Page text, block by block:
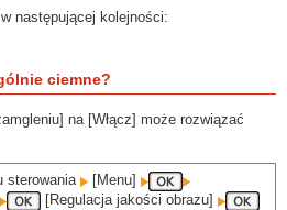
następującej kolejności:
ciemne?
na [Włącz] może rozwiązać
sterowania
[Menu]
[Regulacja jakości obrazu]